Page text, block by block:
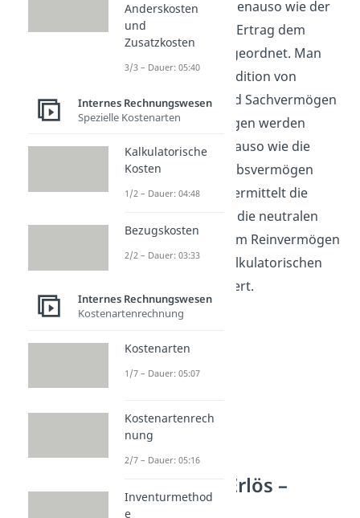
sehr bedeutend. Genauso wie der
Aufwand wird der Ertrag dem
Reinvermögen zugeordnet. Man
kann ihn durch Addition von
Geldvermögen und Sachvermögen
berechnen. Hingegen werden
Umsatzerlöse genauso wie die
Kosten dem Betriebsvermögen
zugewiesen. Man ermittelt die
Erlöse indem man die neutralen
Aufwendungen vom Reinvermögen
abzieht und die kalkulatorischen
Kosten hinzu addiert.
Ertrag und Erlös –
Beispiel
Anderskosten
und
Zusatzkosten
3/3 – Dauer: 05:40
Internes Rechnungswesen
Spezielle Kostenarten
Kalkulatorische
Kosten
1/2 – Dauer: 04:48
Bezugskosten
2/2 – Dauer: 03:33
Internes Rechnungswesen
Kostenartenrechnung
Kostenarten
1/7 – Dauer: 05:07
Kostenartenrech
nung
2/7 – Dauer: 05:16
Inventurmethod
e